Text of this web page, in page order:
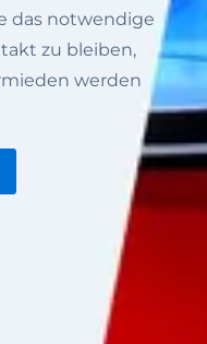
das notwendige
zu bleiben,
werden